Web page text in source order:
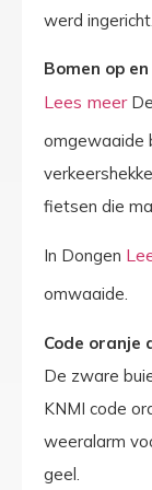
werd ingericht.
Bomen op
omgewaaide
fietsen die
In Dongen
omwaaide.
Code oranje
De zware
KNMI code
weeralarm
geel.